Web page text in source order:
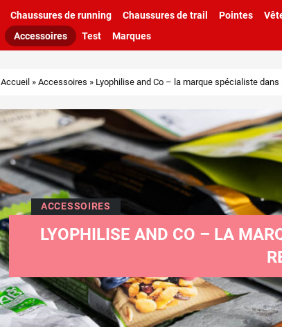
Chaussures de running Chaussures de trail Pointes
Accessoires
Test Marques
Accueil » Accessoires » Lyophilise and Co – la marque spécialiste
ACCESSOIRES
LYOPHILISE AND CO – LA